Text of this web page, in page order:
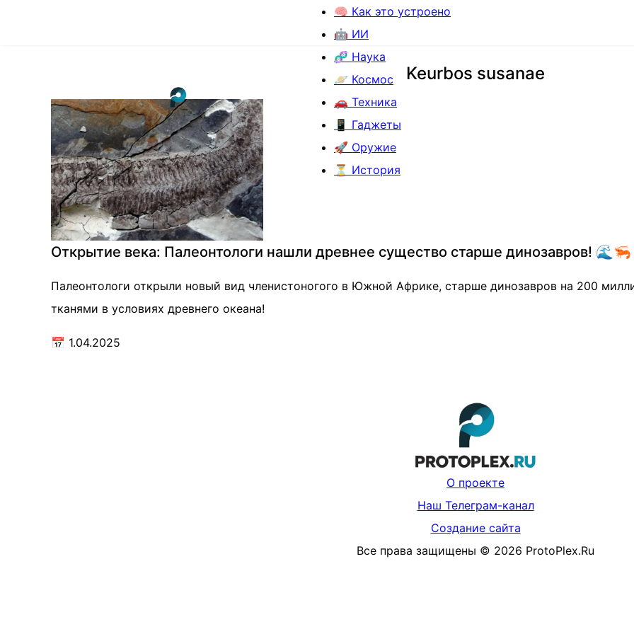
🧠 Как это устроено
🤖 ИИ
🧬 Наука
🪐 Космос
🚗 Техника
📱 Гаджеты
🚀 Оружие
⏳ История
Keurbos susanae
Открытие века: Палеонтологи нашли древнее существо старше динозавров! 🌊🦐
Палеонтологи открыли новый вид членистоногого в Южной Африке, старше динозавров на 200
тканями в условиях древнего океана!
📅 1.04.2025
О проекте
Наш Телеграм-канал
Создание сайта
Все права защищены © 2026 ProtoPlex.Ru